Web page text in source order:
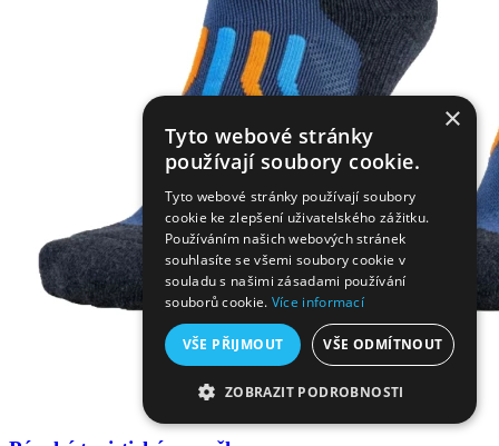
×
Tyto webové stránky
používají soubory cookie.
Tyto webové stránky používají soubory
cookie ke zlepšení uživatelského zážitku.
Používáním našich webových stránek
souhlasíte se všemi soubory cookie v
souladu s našimi zásadami používání
souborů cookie. Více informací
VŠE PŘIJMOUT VŠE ODMÍTNOUT
ZOBRAZIT PODROBNOSTI
NEZBYTNĚ NUTNÉ SOUBORY